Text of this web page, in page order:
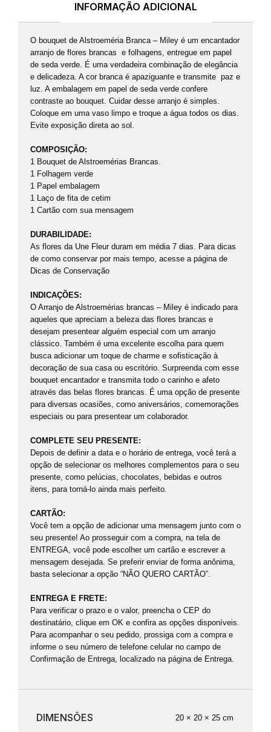
INFORMAÇÃO ADICIONAL
O bouquet de Alstroeméria Branca – Miley é um encantador
arranjo de flores brancas e folhagens, entregue em papel
de seda verde. É uma verdadeira combinação de elegância
e delicadeza. A cor branca é apaziguante e transmite paz e
luz. A embalagem em papel de seda verde confere
contraste ao bouquet. Cuidar desse arranjo é simples.
Coloque em uma vaso limpo e troque a água todos os dias.
Evite exposição direta ao sol.
COMPOSIÇÃO:
1 Bouquet de Alstroemérias Brancas.
1 Folhagem verde
1 Papel embalagem
1 Laço de fita de cetim
1 Cartão com sua mensagem
DURABILIDADE:
As flores da Une Fleur duram em média 7 dias. Para dicas
de como conservar por mais tempo, acesse a página de
Dicas de Conservação
INDICAÇÕES:
O Arranjo de Alstroemérias brancas – Miley é indicado para
aqueles que apreciam a beleza das flores brancas e
desejam presentear alguém especial com um arranjo
clássico. Também é uma excelente escolha para quem
busca adicionar um toque de charme e sofisticação à
decoração de sua casa ou escritório. Surpreenda com esse
bouquet encantador e transmita todo o carinho e afeto
através das belas flores brancas. É uma opção de presente
para diversas ocasiões, como aniversários, comemorações
especiais ou para presentear um colaborador.
COMPLETE SEU PRESENTE:
Depois de definir a data e o horário de entrega, você terá a
opção de selecionar os melhores complementos para o seu
presente, como pelúcias, chocolates, bebidas e outros
itens, para torná-lo ainda mais perfeito.
CARTÃO:
Você tem a opção de adicionar uma mensagem junto com o
seu presente! Ao prosseguir com a compra, na tela de
ENTREGA, você pode escolher um cartão e escrever a
mensagem desejada. Se preferir enviar de forma anônima,
basta selecionar a opção “NÃO QUERO CARTÃO”.
ENTREGA E FRETE:
Para verificar o prazo e o valor, preencha o CEP do
destinatário, clique em OK e confira as opções disponíveis.
Para acompanhar o seu pedido, prossiga com a compra e
informe o seu número de telefone celular no campo de
Confirmação de Entrega, localizado na página de Entrega.
DIMENSÕES 20 × 20 × 25 cm